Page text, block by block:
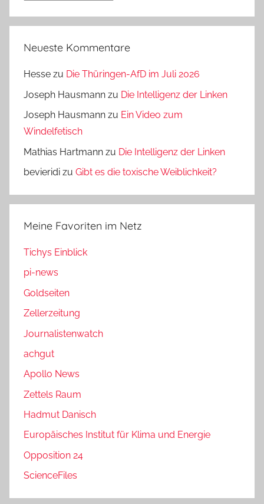
Neueste Kommentare
Hesse zu Die Thüringen-AfD im Juli 2026
Joseph Hausmann zu Die Intelligenz der Linken
Joseph Hausmann zu Ein Video zum
Windelfetisch
Mathias Hartmann zu Die Intelligenz der Linken
bevieridi zu Gibt es die toxische Weiblichkeit?
Meine Favoriten im Netz
Tichys Einblick
pi-news
Goldseiten
Zellerzeitung
Journalistenwatch
achgut
Apollo News
Zettels Raum
Hadmut Danisch
Europäisches Institut für Klima und Energie
Opposition 24
ScienceFiles